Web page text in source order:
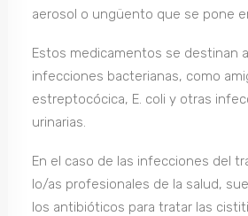
aerosol o ungüento que se pone
Estos medicamentos se destinan
infecciones bacterianas, como
estreptocócica, E. coli y otras
urinarias.
En el caso de las infecciones del
lo/as profesionales de la salud,
los antibióticos para tratar las